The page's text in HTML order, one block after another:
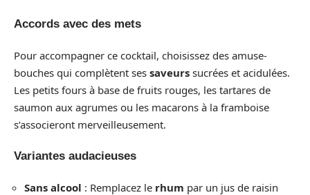
Accords avec des mets
Pour accompagner ce cocktail, choisissez des amuse-
bouches qui complètent ses saveurs sucrées et acidulées.
Les petits fours à base de fruits rouges, les tartares de
saumon aux agrumes ou les macarons à la framboise
s’associeront merveilleusement.
Variantes audacieuses
Sans alcool : Remplacez le rhum par un jus de raisin